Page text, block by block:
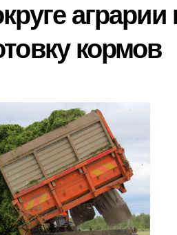
аграрии
кормов